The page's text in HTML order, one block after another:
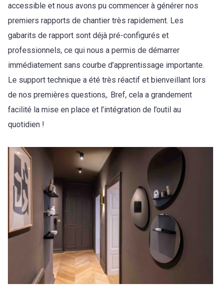
accessible et nous avons pu commencer à générer nos
premiers rapports de chantier très rapidement. Les
gabarits de rapport sont déjà pré-configurés et
professionnels, ce qui nous a permis de démarrer
immédiatement sans courbe d’apprentissage importante.
Le support technique a été très réactif et bienveillant lors
de nos premières questions,. Bref, cela a grandement
facilité la mise en place et l’intégration de l’outil au
quotidien !